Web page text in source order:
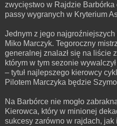
zwycięstwo w Rajdzie Barbórka
passy wygranych w Kryterium
Jednym z jego
Miko Marczyk. Tegoroczny
generalnej znalazł się na liście
którym w tym sezonie
– tytuł najlepszego kierowcy
Pilotem Marczyka będzie
Na Barbórce nie mogło
Kierowca, który w minionej
sukcesy zarówno w rajdach,